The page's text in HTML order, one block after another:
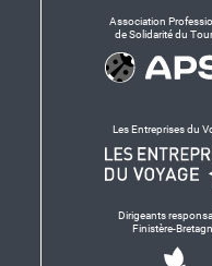
Association
de Solidarité du
Les Entreprises du
Dirigeants
Finistère-